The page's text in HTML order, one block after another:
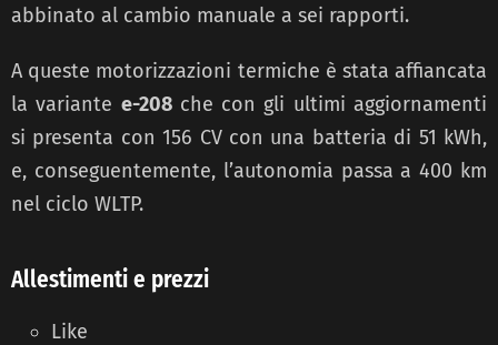
abbinato al cambio manuale a sei rapporti.
A queste motorizzazioni termiche è stata affiancata
la variante e-208che con gli ultimi aggiornamenti
si presenta con 156 CV con una batteria di 51 kWh,
e, conseguentemente, l’autonomia passa a 400 km
nel ciclo WLTP.
Allestimenti e prezzi
Like